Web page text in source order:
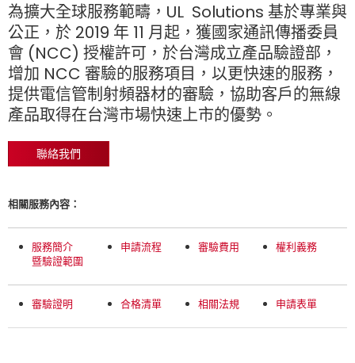
為擴大全球服務範疇，UL Solutions 基於專業與
公正，於 2019 年 11 月起，獲國家通訊傳播委員
會 (NCC) 授權許可，於台灣成立產品驗證部，
增加 NCC 審驗的服務項目，以更快速的服務，
提供電信管制射頻器材的審驗，協助客戶的無線
產品取得在台灣市場快速上市的優勢。
聯絡我們
相關服務內容：
服務簡介
暨驗證範圍
申請流程 審驗費用 權利義務
審驗證明 合格清單 相關法規 申請表單